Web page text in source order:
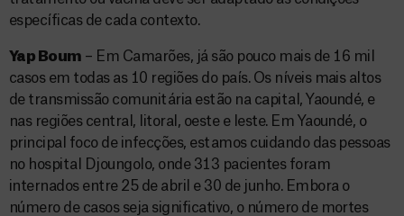
específicas de cada contexto.
Yap Boum – Em Camarões, já são pouco mais de 16 mil
casos em todas as 10 regiões do país. Os níveis mais altos
de transmissão comunitária estão na capital, Yaoundé, e
nas regiões central, litoral, oeste e leste. Em Yaoundé, o
principal foco de infecções, estamos cuidando das pessoas
no hospital Djoungolo, onde 313 pacientes foram
internados entre 25 de abril e 30 de junho. Embora o
número de casos seja significativo, o número de mortes